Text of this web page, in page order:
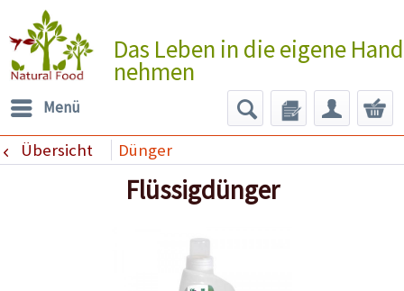
Das Leben in die eigene Hand
nehmen
Menü
Übersicht Dünger
Flüssigdünger